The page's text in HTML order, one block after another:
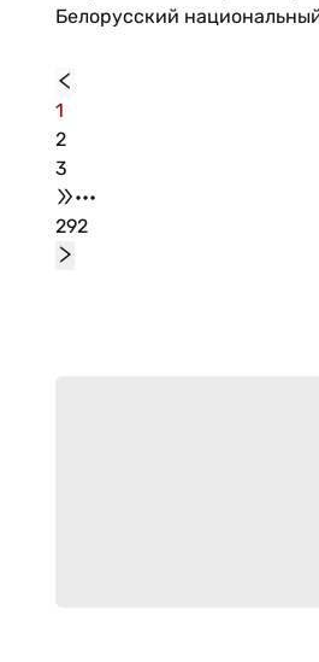
Белорусский
один из крупнейших
Беларуси. Услуга
организационные этапы
выбора направления
адаптации после
1
2
3
•••
292